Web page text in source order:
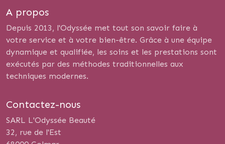
A propos
Depuis 2013, l'Odyssée met tout son savoir faire à
votre service et à votre bien-être. Grâce à une équipe
dynamique et qualifiée, les soins et les prestations sont
exécutés par des méthodes traditionnelles aux
techniques modernes.
Contactez-nous
SARL L'Odyssée Beauté
32, rue de l'Est